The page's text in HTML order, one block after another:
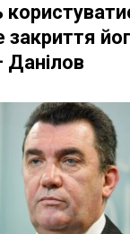
закриття
Данілов